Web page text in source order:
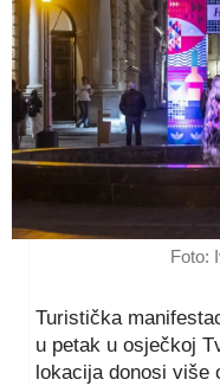
Foto:
Turistička
u petak u osječkoj
lokacija donosi više